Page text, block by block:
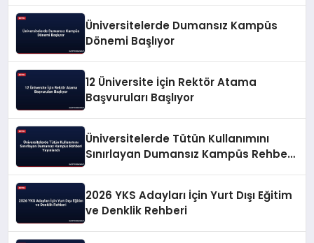
Üniversitelerde Dumansız Kampüs
Dönemi Başlıyor
12 Üniversite İçin Rektör Atama
Başvuruları Başlıyor
Üniversitelerde Tütün Kullanımını
Sınırlayan Dumansız Kampüs Rehberi
2026 YKS Adayları İçin Yurt Dışı Eğitim
ve Denklik Rehberi